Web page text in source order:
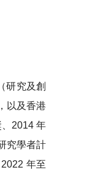
研究及創
以及香港
2014 年
究學者計
年至